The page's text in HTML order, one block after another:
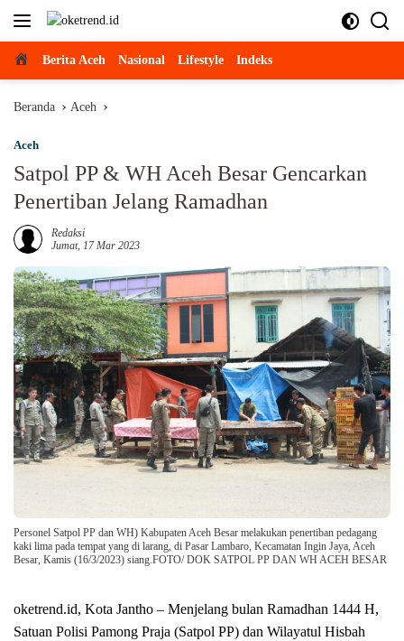
Langsung
Beranda
Berita Aceh Nasional Lifestyle Indeks
Beranda Aceh
Aceh
Satpol PP & WH Aceh Besar Gencarkan
Penertiban Jelang Ramadhan
Redaksi
Jumat, 17 Mar 2023
Personel Satpol PP dan WH) Kabupaten Aceh Besar melakukan penertiban pedagang
kaki lima pada tempat yang di larang, di Pasar Lambaro, Kecamatan Ingin Jaya, Aceh
Besar, Kamis (16/3/2023) siang.FOTO/ DOK SATPOL PP DAN WH ACEH BESAR
oketrend.id, Kota Jantho – Menjelang bulan Ramadhan 1444 H,
Satuan Polisi Pamong Praja (Satpol PP) dan Wilayatul Hisbah